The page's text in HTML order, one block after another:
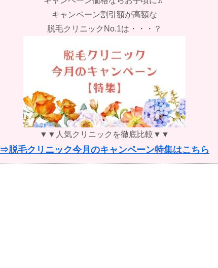
キャンペーン割引額が高額な
脱毛クリニックNo.1は・・・？
▼▼人気クリニックを徹底比較▼▼
⇒脱毛クリニック今月のキャンペーン特集はこちら